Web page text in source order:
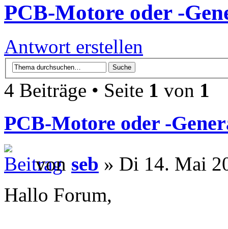
PCB-Motore oder -
Antwort erstellen
4 Beiträge • Seite 1 von 1
PCB-Motore oder -
von seb » Di 14. Mai
Hallo Forum,